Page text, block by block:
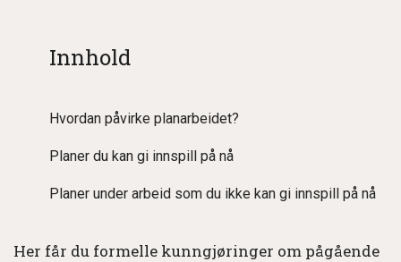
Innhold
Hvordan påvirke planarbeidet?
Planer du kan gi innspill på nå
Planer under arbeid som du ikke kan gi innspill på nå
Her får du formelle kunngjøringer om pågående